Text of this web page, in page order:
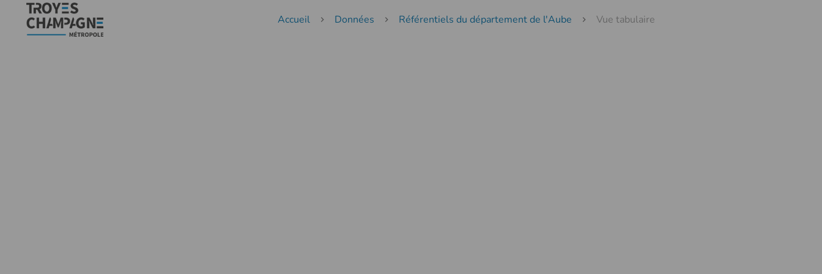
Accueil Données Référentiels du département de l'Aube Vue tabulaire